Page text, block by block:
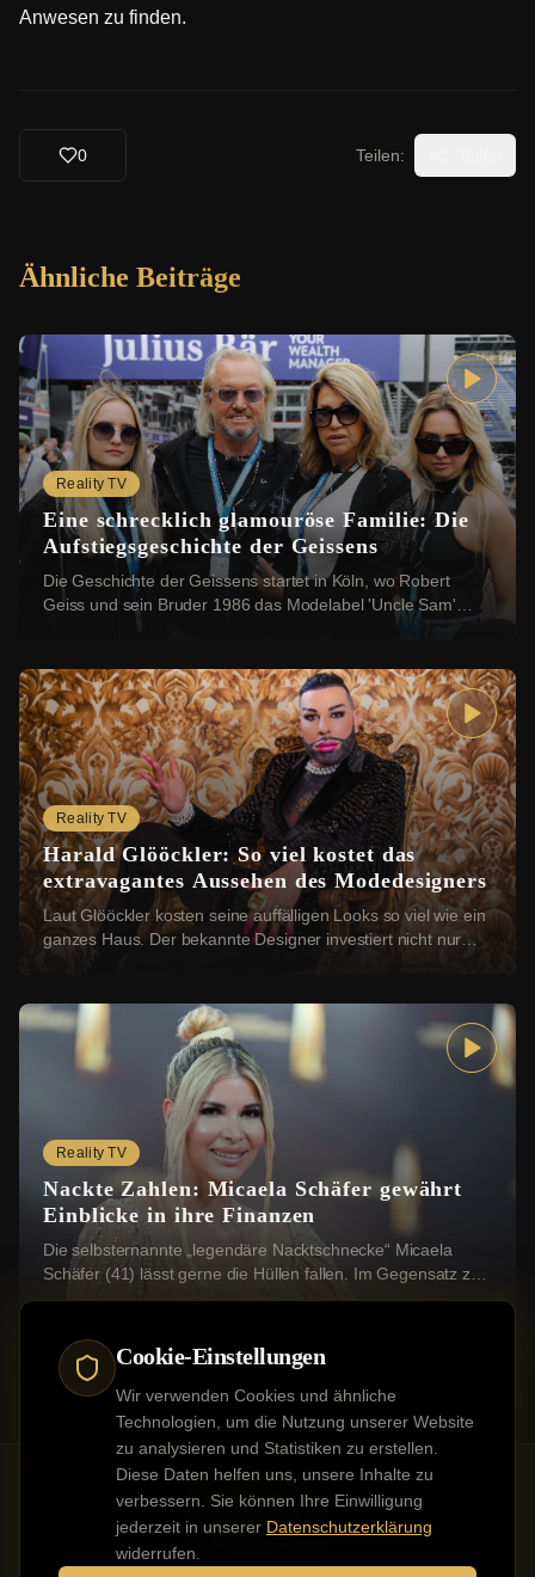
Cookie-Einstellungen
Wir verwenden Cookies und ähnliche
Technologien, um die Nutzung unserer Website
zu analysieren und Statistiken zu erstellen.
Diese Daten helfen uns, unsere Inhalte zu
verbessern. Sie können Ihre Einwilligung
jederzeit in unserer Datenschutzerklärung
widerrufen.
Anwesen zu finden.
0 Teilen:
Ähnliche Beiträge
Reality TV
Eine schrecklich glamouröse Familie: Die
Aufstiegsgeschichte der Geissens
Die Geschichte der Geissens startet in Köln, wo Robert
Geiss und sein Bruder 1986 das Modelabel 'Uncle Sam'
Reality TV
Harald Glööckler: So viel kostet das
extravagantes Aussehen des Modedesigners
Laut Glööckler kosten seine auffälligen Looks so viel wie ein
ganzes Haus. Der bekannte Designer investiert nicht nur
Reality TV
Nackte Zahlen: Micaela Schäfer gewährt
Einblicke in ihre Finanzen
Die selbsternannte „legendäre Nacktschnecke“ Micaela
Schäfer (41) lässt gerne die Hüllen fallen. Im Gegensatz zu
vielen anderen Promis macht sie sich ...
KontaktImpressum